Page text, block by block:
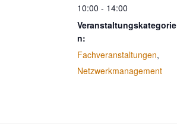
10:00 - 14:00
Veranstaltungskategorie
n:
Fachveranstaltungen,
Netzwerkmanagement